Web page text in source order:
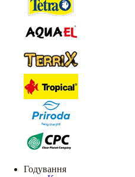
Годування